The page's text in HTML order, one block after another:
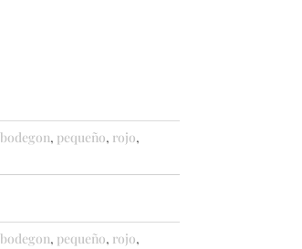
bodegon, pequeño, rojo,
bodegon, pequeño, rojo,